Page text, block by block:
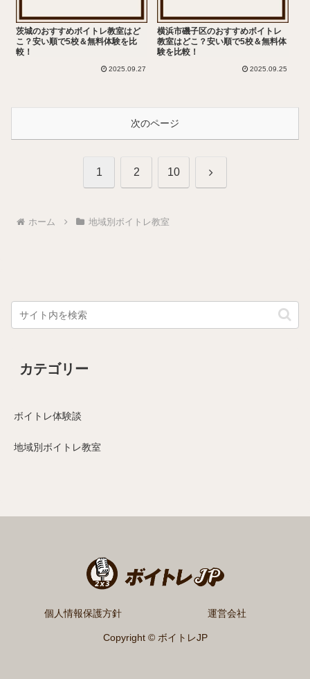
茨城のおすすめボイトレ教室はど
こ？安い順で5校＆無料体験を比
較！
2025.09.27
横浜市磯子区のおすすめボイトレ
教室はどこ？安い順で5校＆無料体
験を比較！
2025.09.25
次のページ
1 2 10 次
ホーム 地域別ボイトレ教室
カテゴリー
ボイトレ体験談
地域別ボイトレ教室
個人情報保護方針 運営会社
Copyright © ボイトレJP